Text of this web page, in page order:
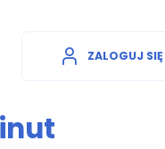
ZALOGUJ SIĘ